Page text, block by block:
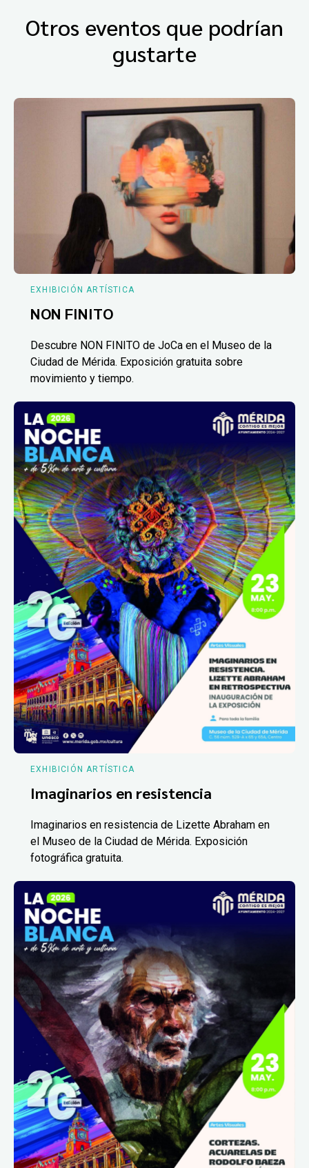
Otros eventos que podrían
gustarte
EXHIBICIÓN ARTÍSTICA
NON FINITO
Descubre NON FINITO de JoCa en el Museo de la
Ciudad de Mérida. Exposición gratuita sobre
movimiento y tiempo.
EXHIBICIÓN ARTÍSTICA
Imaginarios en resistencia
Imaginarios en resistencia de Lizette Abraham en
el Museo de la Ciudad de Mérida. Exposición
fotográfica gratuita.